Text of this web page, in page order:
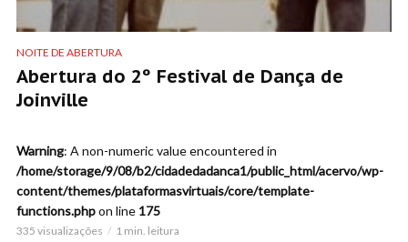
NOITE DE ABERTURA
Abertura do 2º Festival de Dança de
Joinville
Warning: A non-numeric value encountered in
/home/storage/9/08/b2/cidadedadanca1/public_html/acervo/wp-
content/themes/plataformasvirtuais/core/template-
functions.phpon line 175
335 visualizações 1 min. leitura